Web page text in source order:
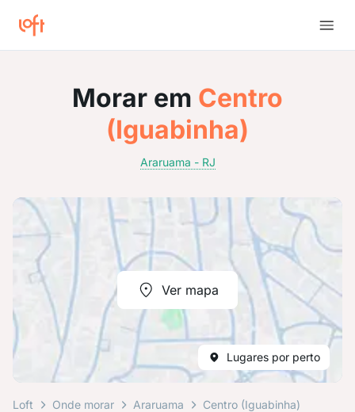
Morar em Centro
(Iguabinha)
Araruama - RJ
Ver mapa
Lugares por perto
Loft Onde morar Araruama Centro (Iguabinha)